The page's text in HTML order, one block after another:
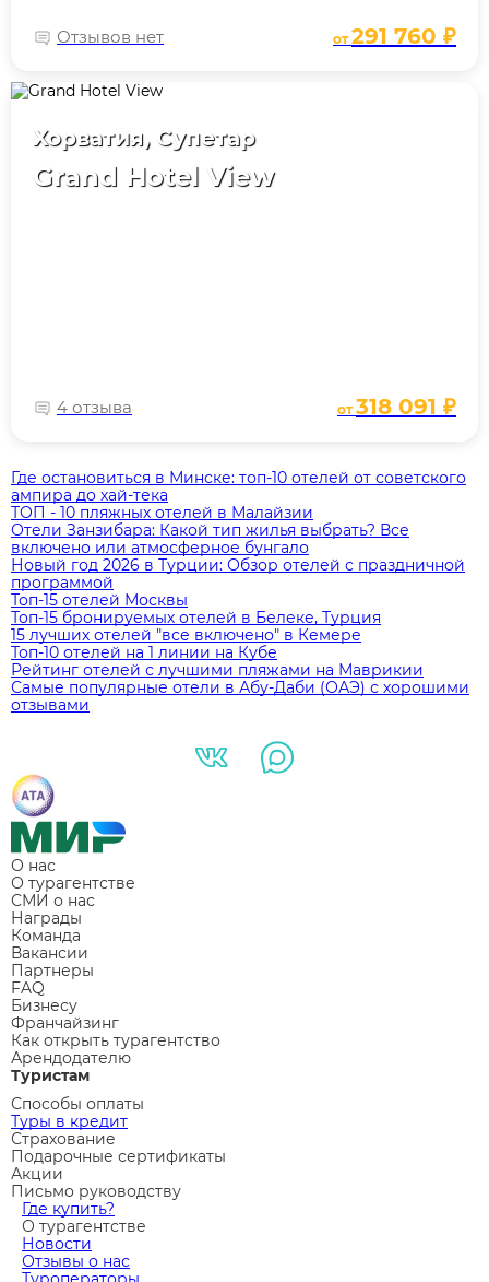
Отзывов нет от291 760 ₽
Хорватия, Супетар
Grand Hotel View
4 отзыва от318 091 ₽
Где остановиться в Минске: топ‑10 отелей от советского
ампира до хай‑тека
ТОП - 10 пляжных отелей в Малайзии
Отели Занзибара: Какой тип жилья выбрать? Все
включено или атмосферное бунгало
Новый год 2026 в Турции: Обзор отелей с праздничной
программой
Топ-15 отелей Москвы
Топ-15 бронируемых отелей в Белеке, Турция
15 лучших отелей "все включено" в Кемере
Топ-10 отелей на 1 линии на Кубе
Рейтинг отелей с лучшими пляжами на Маврикии
Самые популярные отели в Абу-Даби (ОАЭ) с хорошими
отзывами
О нас
О турагентстве
СМИ о нас
Награды
Команда
Вакансии
Партнеры
FAQ
Бизнесу
Франчайзинг
Как открыть турагентство
Арендодателю
Туристам
Способы оплаты
Туры в кредит
Страхование
Подарочные сертификаты
Акции
Письмо руководству
Где купить?
О турагентстве
Новости
Отзывы о нас